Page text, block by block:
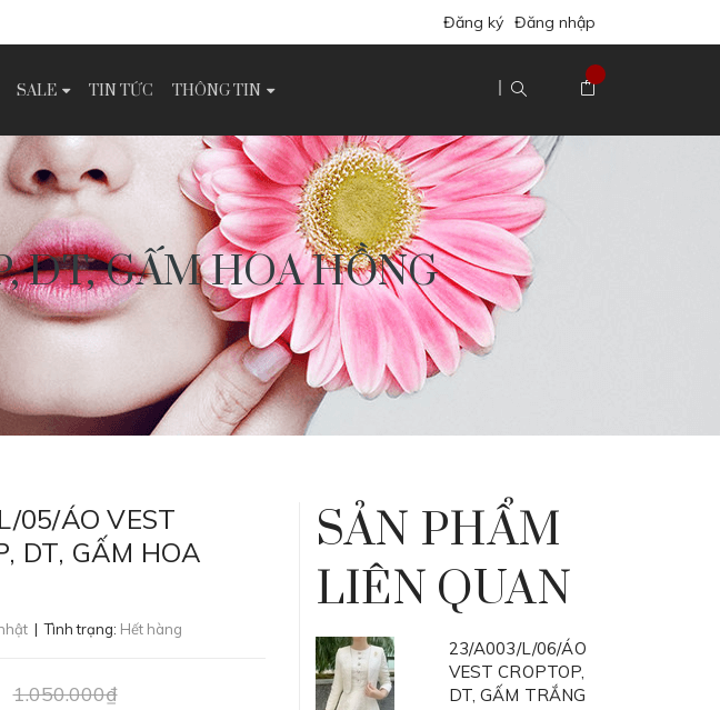
Đăng ký Đăng nhập
SALE TIN TỨC THÔNG TIN
DT, GẤM HOA HỒNG
05/ÁO VEST
DT, GẤM HOA
| Tình trạng: Hết hàng
1.050.000₫
SẢN PHẨM
LIÊN QUAN
23/A003/L/06/ÁO
VEST CROPTOP,
DT, GẤM TRẮNG